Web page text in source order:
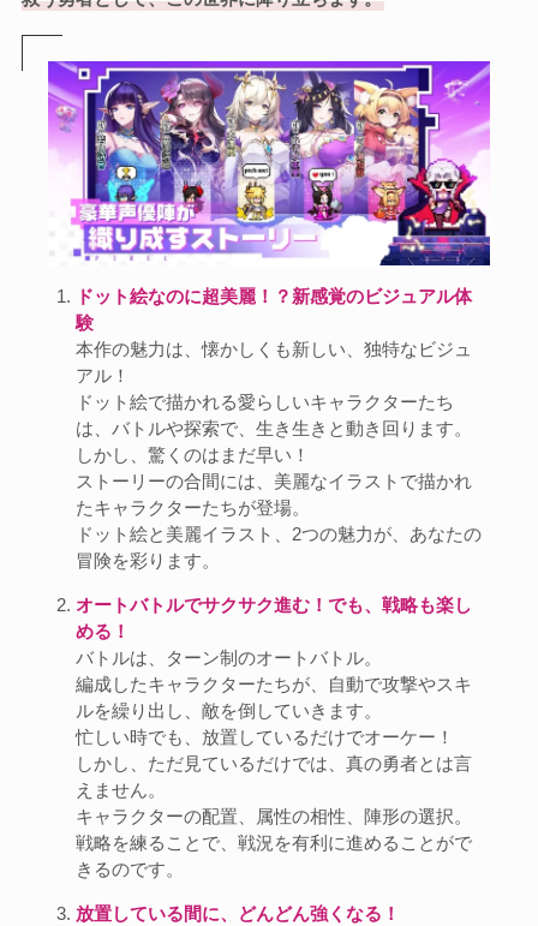
ドット絵なのに超美麗！？新感覚のビジュアル体
験
本作の魅力は、懐かしくも新しい、独特なビジュ
アル！
ドット絵で描かれる愛らしいキャラクターたち
は、バトルや探索で、生き生きと動き回ります。
しかし、驚くのはまだ早い！
ストーリーの合間には、美麗なイラストで描かれ
たキャラクターたちが登場。
ドット絵と美麗イラスト、2つの魅力が、あなたの
冒険を彩ります。
オートバトルでサクサク進む！でも、戦略も楽し
める！
バトルは、ターン制のオートバトル。
編成したキャラクターたちが、自動で攻撃やスキ
ルを繰り出し、敵を倒していきます。
忙しい時でも、放置しているだけでオーケー！
しかし、ただ見ているだけでは、真の勇者とは言
えません。
キャラクターの配置、属性の相性、陣形の選択。
戦略を練ることで、戦況を有利に進めることがで
きるのです。
放置している間に、どんどん強くなる！